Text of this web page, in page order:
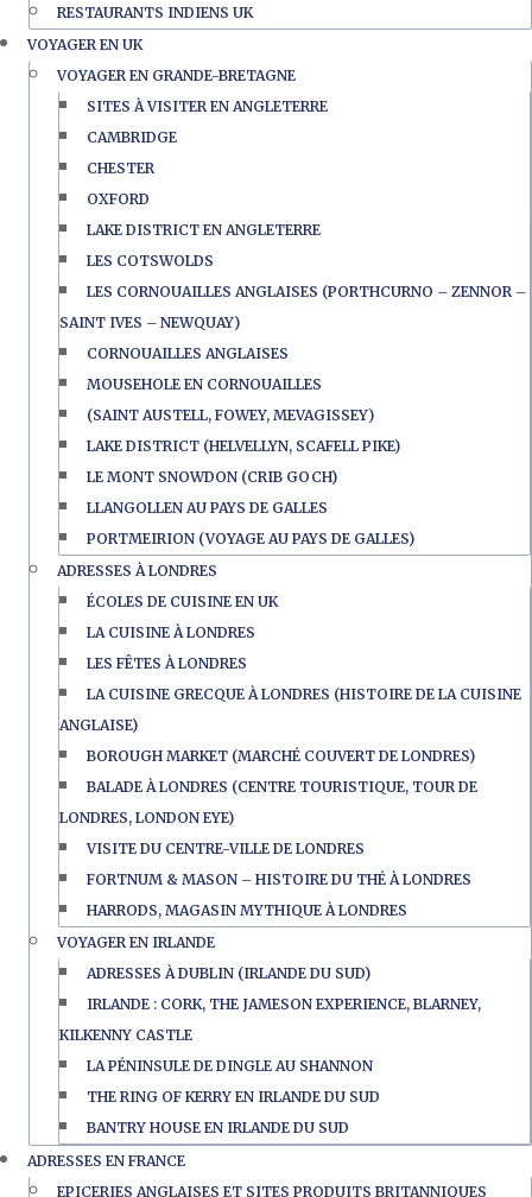
RESTAURANTS INDIENS UK
VOYAGER EN UK
VOYAGER EN GRANDE-BRETAGNE
SITES À VISITER EN ANGLETERRE
CAMBRIDGE
CHESTER
OXFORD
LAKE DISTRICT EN ANGLETERRE
LES COTSWOLDS
LES CORNOUAILLES ANGLAISES (PORTHCURNO – ZENNOR –
SAINT IVES – NEWQUAY)
CORNOUAILLES ANGLAISES
MOUSEHOLE EN CORNOUAILLES
(SAINT AUSTELL, FOWEY, MEVAGISSEY)
LAKE DISTRICT (HELVELLYN, SCAFELL PIKE)
LE MONT SNOWDON (CRIB GOCH)
LLANGOLLEN AU PAYS DE GALLES
PORTMEIRION (VOYAGE AU PAYS DE GALLES)
ADRESSES À LONDRES
ÉCOLES DE CUISINE EN UK
LA CUISINE À LONDRES
LES FÊTES À LONDRES
LA CUISINE GRECQUE À LONDRES (HISTOIRE DE LA CUISINE
ANGLAISE)
BOROUGH MARKET (MARCHÉ COUVERT DE LONDRES)
BALADE À LONDRES (CENTRE TOURISTIQUE, TOUR DE
LONDRES, LONDON EYE)
VISITE DU CENTRE-VILLE DE LONDRES
FORTNUM & MASON – HISTOIRE DU THÉ À LONDRES
HARRODS, MAGASIN MYTHIQUE À LONDRES
VOYAGER EN IRLANDE
ADRESSES À DUBLIN (IRLANDE DU SUD)
IRLANDE : CORK, THE JAMESON EXPERIENCE, BLARNEY,
KILKENNY CASTLE
LA PÉNINSULE DE DINGLE AU SHANNON
THE RING OF KERRY EN IRLANDE DU SUD
BANTRY HOUSE EN IRLANDE DU SUD
ADRESSES EN FRANCE
EPICERIES ANGLAISES ET SITES PRODUITS BRITANNIQUES